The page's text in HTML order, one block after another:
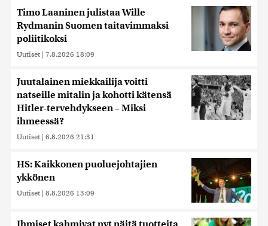
Timo Laaninen julistaa Wille
Rydmanin Suomen taitavimmaksi
poliitikoksi
Uutiset | 7.8.2026 18:09
Juutalainen miekkailija voitti
natseille mitalin ja kohotti kätensä
Hitler-tervehdykseen – Miksi
ihmeessä?
Uutiset | 6.8.2026 21:31
HS: Kaikkonen puoluejohtajien
ykkönen
Uutiset | 8.8.2026 13:09